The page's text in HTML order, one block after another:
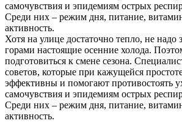
самочувствия и эпидемиям острых
Среди них – режим дня, питание,
активность.
Хотя на улице достаточно тепло, не надо
горами настоящие осенние холода.
подготовиться к смене сезона.
советов, которые при кажущейся
эффективны и помогают противостоять
самочувствия и эпидемиям острых
Среди них – режим дня, питание,
активность.